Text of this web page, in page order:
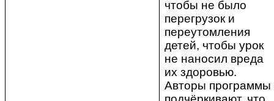
чтобы не было
перегрузок и
переутомления
детей, чтобы урок
не наносил вреда
их здоровью.
Авторы программы